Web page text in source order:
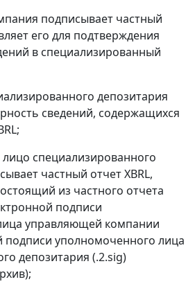
подписывает частный
его для подтверждения
в специализированный
депозитария
сведений, содержащихся
специализированного
частный отчет XBRL,
из частного отчета
подписи
управляющей компании
подписи уполномоченного лица
депозитария (.2.sig)